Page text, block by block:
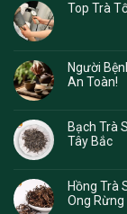
Top Trà
Người
An Toàn!
Bạch Trà
Tây Bắc
Hồng Trà
Ong Rừng